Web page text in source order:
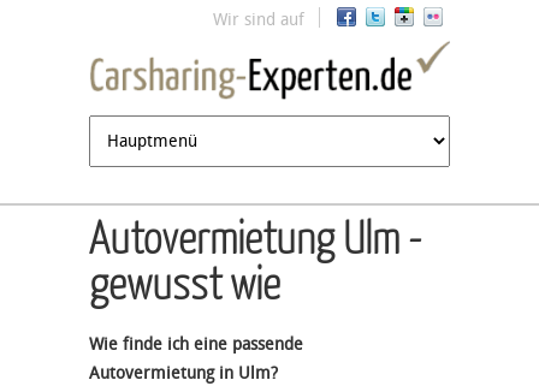
Jump to navigation
Wir sind auf
Autovermietung Ulm -
gewusst wie
Wie finde ich eine passende
Autovermietung in Ulm?